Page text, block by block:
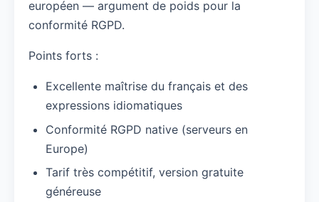
européen — argument de poids pour la
conformité RGPD.
Points forts :
Excellente maîtrise du français et des
expressions idiomatiques
Conformité RGPD native (serveurs en
Europe)
Tarif très compétitif, version gratuite
généreuse